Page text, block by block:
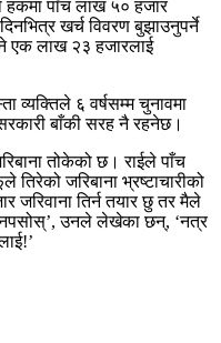
हकमा पाँच लाख ५० हजार
खर्च विवरण बुझाउनुपर्ने
एक लाख २३ हजारलाई
व्यक्तिले ६ वर्षसम्म चुनावमा
बाँकी सरह नै रहनेछ।
तोकेको छ। राईले पाँच
जरिबाना भ्रष्टाचारीको
जरिवाना तिर्न तयार छु तर मैले
नपसोस्’, उनले लेखेका छन्, ‘नत्र